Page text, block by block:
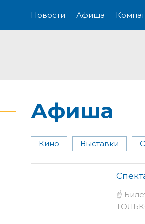
Новости Афиша
Афиша
Кино Выставки
☝